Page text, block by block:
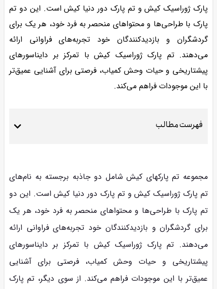
پارک ژوراسیک کیش و تم پارک دور دنیا کیش است. این دو تم
پارک با طراحی‌ها و محتواهای منحصر به فرد خود، هر یک برای
گردشگران و بازدیدکنندگان خود تجربه‌های فراوانی ارائه
می‌دهند. تم پارک ژوراسیک کیش با تمرکز بر دایناسورهای
پیشتاریخی و حیات وحش کمیاب، فرصتی برای آشنایی عمیق‌تر
با این موجودات فراهم می‌کند.
فهرست مطالب
مجموعه تم پارکهای کیش شامل دو جاذبه برجسته به نام‌های
تم پارک ژوراسیک کیش و تم پارک دور دنیا کیش است. این دو
تم پارک با طراحی‌ها و محتواهای منحصر به فرد خود، هر یک
برای گردشگران و بازدیدکنندگان خود تجربه‌های فراوانی ارائه
می‌دهند. تم پارک ژوراسیک کیش با تمرکز بر دایناسورهای
پیشتاریخی و حیات وحش کمیاب، فرصتی برای آشنایی
عمیق‌تر با این موجودات فراهم می‌کند. از سوی دیگر، تم پارک